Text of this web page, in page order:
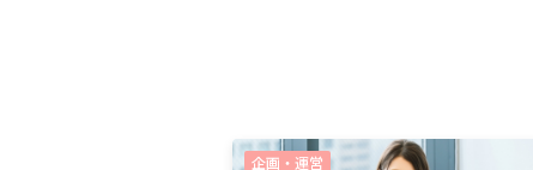
企画・運営